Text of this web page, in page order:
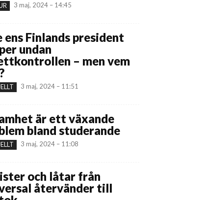
3 maj, 2024 – 14:45
ens Finlands president
undan
– men vem
3 maj, 2024 – 11:51
är ett växande
bland studerande
3 maj, 2024 – 11:08
och låtar från
återvänder till